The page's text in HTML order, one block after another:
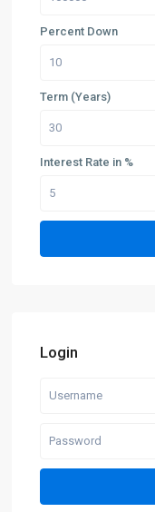
Percent Down
Term (Years)
Interest Rate in %
Login